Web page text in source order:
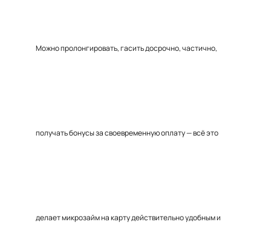
Можно пролонгировать, гасить досрочно, частично,
получать бонусы за своевременную оплату — всё это
делает микрозайм на карту действительно удобным и